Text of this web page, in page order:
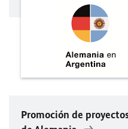
Promoción de